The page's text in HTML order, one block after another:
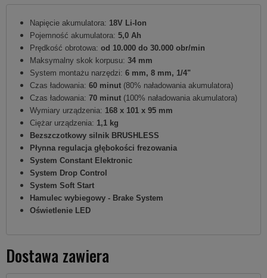
Napięcie akumulatora: 18V Li-Ion
Pojemność akumulatora: 5,0 Ah
Prędkość obrotowa: od 10.000 do 30.000 obr/min
Maksymalny skok korpusu: 34 mm
System montażu narzędzi: 6 mm, 8 mm, 1/4"
Czas ładowania: 60 minut (80% naładowania akumulatora)
Czas ładowania: 70 minut (100% naładowania akumulatora)
Wymiary urządzenia: 168 x 101 x 95 mm
Ciężar urządzenia: 1,1 kg
Bezszczotkowy silnik BRUSHLESS
Płynna regulacja głębokości frezowania
System Constant Elektronic
System Drop Control
System Soft Start
Hamulec wybiegowy - Brake System
Oświetlenie LED
Dostawa zawiera